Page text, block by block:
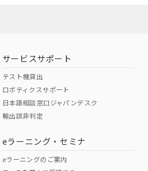
サービスサポート
テスト機貸出
ロボティクスサポート
日本語相談窓口ジャパンデスク
輸出該非判定
eラーニング・セミナ
eラーニングのご案内